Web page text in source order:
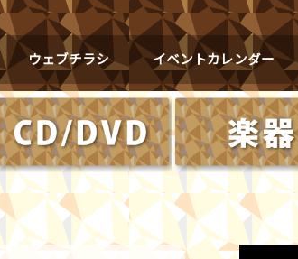
ウェブチラシ イベントカレンダー